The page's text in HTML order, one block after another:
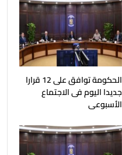
الحكومة توافق على 12 قرارا
جديدا اليوم فى الاجتماع
الأسبوعى